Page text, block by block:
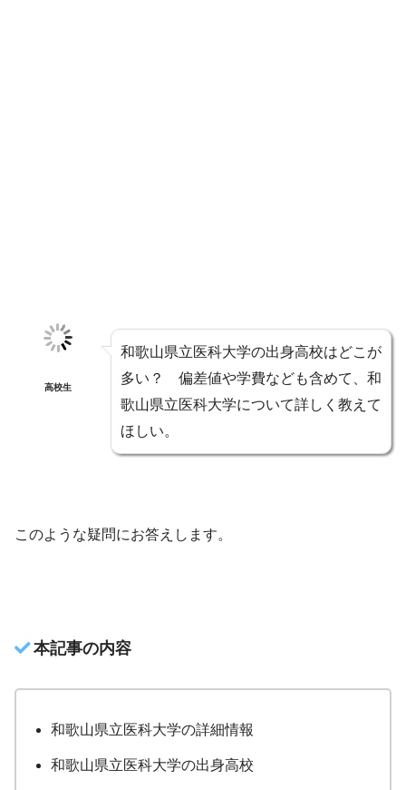
高校生
和歌山県立医科大学の出身高校はどこが
多い？ 偏差値や学費なども含めて、和
歌山県立医科大学について詳しく教えて
ほしい。
このような疑問にお答えします。
本記事の内容
和歌山県立医科大学の詳細情報
和歌山県立医科大学の出身高校